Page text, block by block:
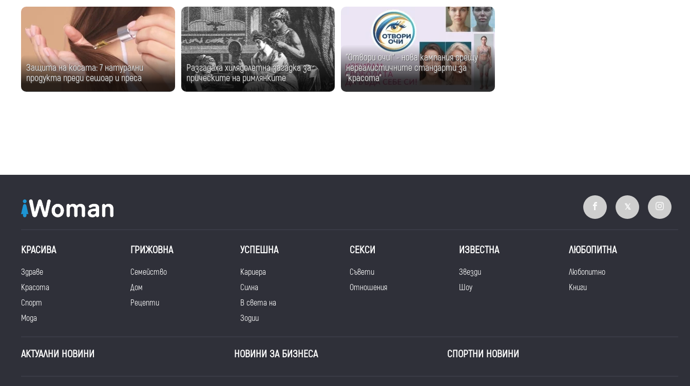
Защита на косата: 7 натурални
продукта преди сешоар и преса
Разгадаха хилядолетна загадка за
прическите на римлянките
"Отвори очи!" - нова кампания срещу
нереалистичните стандарти за
"красота"
КРАСИВА
Здраве
Красота
Спорт
Мода
ГРИЖОВНА
Семейство
Дом
Рецепти
УСПЕШНА
Кариера
Силна
В света на
Зодии
СЕКСИ
Съвети
Отношения
ИЗВЕСТНА
Звезди
Шоу
ЛЮБОПИТНА
Любопитно
Книги
АКТУАЛНИ НОВИНИ НОВИНИ ЗА БИЗНЕСА СПОРТНИ НОВИНИ